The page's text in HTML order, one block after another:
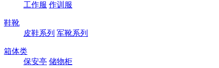
工作服 作训服
鞋靴
皮鞋系列 军靴系列
箱体类
保安亭 储物柜